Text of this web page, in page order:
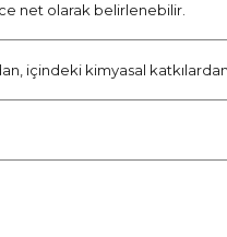
net olarak belirlenebilir.
içindeki kimyasal